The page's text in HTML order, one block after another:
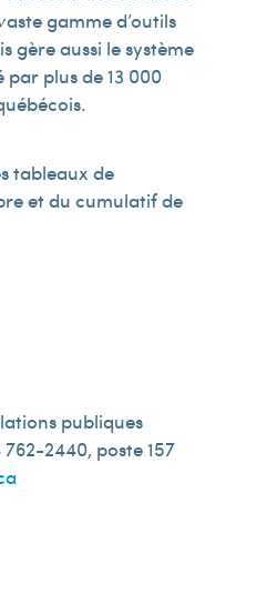
gamme d’outils
gère aussi le système
plus de 13 000
tableaux de
et du cumulatif de
publiques
2440, poste 157